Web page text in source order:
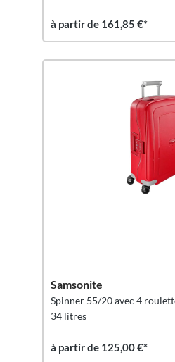
à partir de 161,85 €*
Samsonite
Spinner 55/20 avec 4
34 litres
à partir de 125,00 €*